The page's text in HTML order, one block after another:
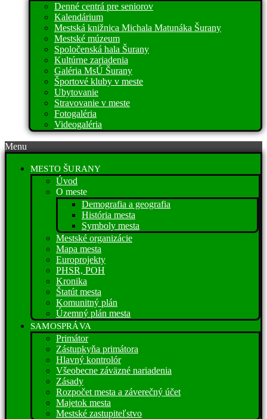
Denné centrá pre seniorov
Kalendárium
Mestská knižnica Michala Matunáka Šurany
Mestské múzeum
Spoločenská hala Šurany
Kultúrne zariadenia
Galéria MsÚ Šurany
Športové kluby v meste
Ubytovanie
Stravovanie v meste
Fotogaléria
Videogaléria
Menu
MESTO ŠURANY
Úvod
O meste
Demografia a geografia
História mesta
Symboly mesta
Mestské organizácie
Mapa mesta
Europrojekty
PHSR, POH
Kronika
Štatút mesta
Komunitný plán
Územný plán mesta
SAMOSPRÁVA
Primátor
Zástupkyňa primátora
Hlavný kontrolór
Všeobecne záväzné nariadenia
Zásady
Rozpočet mesta a záverečný účet
Majetok mesta
Mestské zastupiteľstvo